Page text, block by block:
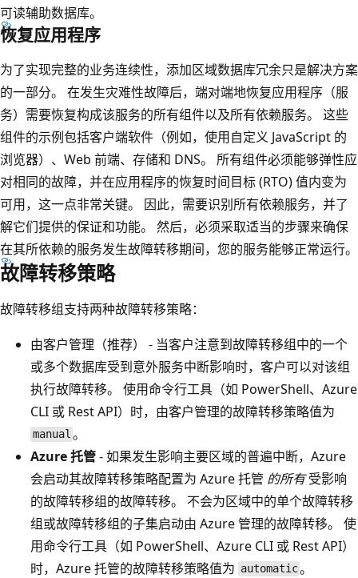
可读辅助数据库。
恢复应用程序
为了实现完整的业务连续性，添加区域数据库冗余只是解决方案
的一部分。 在发生灾难性故障后，端对端地恢复应用程序（服
务）需要恢复构成该服务的所有组件以及所有依赖服务。 这些
组件的示例包括客户端软件（例如，使用自定义 JavaScript 的
浏览器）、Web 前端、存储和 DNS。 所有组件必须能够弹性应
对相同的故障，并在应用程序的恢复时间目标 (RTO) 值内变为
可用，这一点非常关键。 因此，需要识别所有依赖服务，并了
解它们提供的保证和功能。 然后，必须采取适当的步骤来确保
在其所依赖的服务发生故障转移期间，您的服务能够正常运行。
故障转移策略
故障转移组支持两种故障转移策略：
由客户管理（推荐）
- 当客户注意到故障转移组中的一个
或多个数据库受到意外服务中断影响时，客户可以对该组
执行故障转移。 使用命令行工具（如 PowerShell、Azure
CLI 或 Rest API）时，由客户管理的故障转移策略值为
manual 。
Azure 托管- 如果发生影响主要区域的普遍中断，Azure
会启动其故障转移策略配置为 Azure 托管 的所有受影响
的故障转移组的故障转移。 不会为区域中的单个故障转移
组或故障转移组的子集启动由 Azure 管理的故障转移。 使
用命令行工具（如 PowerShell、Azure CLI 或 Rest API）
时，Azure 托管的故障转移策略值为 automatic。